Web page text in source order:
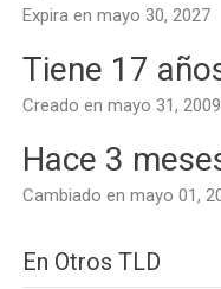
Expira en mayo 30, 2027
Tiene 17
Creado en mayo 31, 2009
Hace 3
Cambiado en mayo 01,
En Otros TLD